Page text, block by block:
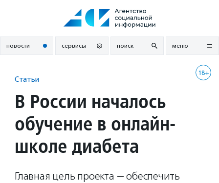
новости сервисы поиск меню
18+
Статьи
В России началось
обучение в онлайн-
школе диабета
Главная цель проекта — обеспечить